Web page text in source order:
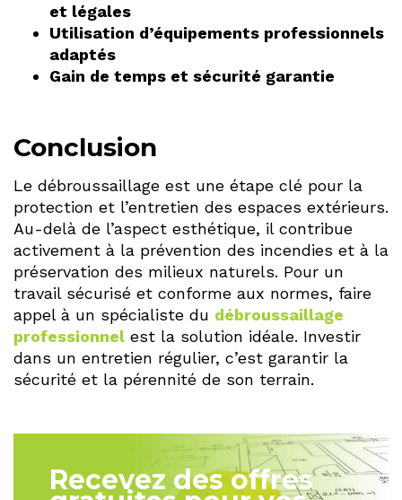
et légales
Utilisation d’équipements professionnels
adaptés
Gain de temps et sécurité garantie
Conclusion
Le débroussaillage est une étape clé pour la
protection et l’entretien des espaces extérieurs.
Au-delà de l’aspect esthétique, il contribue
activement à la prévention des incendies et à la
préservation des milieux naturels. Pour un
travail sécurisé et conforme aux normes, faire
appel à un spécialiste du débroussaillage
professionnel est la solution idéale. Investir
dans un entretien régulier, c’est garantir la
sécurité et la pérennité de son terrain.
Recevez des offres